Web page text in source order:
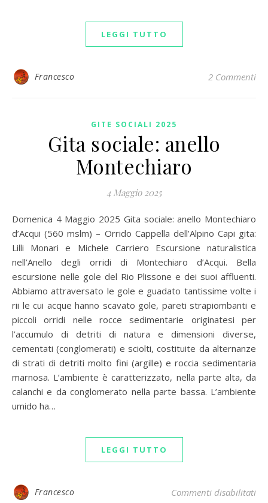
LEGGI TUTTO
Francesco 2 Commenti
GITE SOCIALI 2025
Gita sociale: anello
Montechiaro
4 Maggio 2025
Domenica 4 Maggio 2025 Gita sociale: anello Montechiaro
d’Acqui (560 mslm) – Orrido Cappella dell’Alpino Capi gita:
Lilli Monari e Michele Carriero Escursione naturalistica
nell’Anello degli orridi di Montechiaro d’Acqui. Bella
escursione nelle gole del Rio Plissone e dei suoi affluenti.
Abbiamo attraversato le gole e guadato tantissime volte i
rii le cui acque hanno scavato gole, pareti strapiombanti e
piccoli orridi nelle rocce sedimentarie originatesi per
l’accumulo di detriti di natura e dimensioni diverse,
cementati (conglomerati) e sciolti, costituite da alternanze
di strati di detriti molto fini (argille) e roccia sedimentaria
marnosa. L’ambiente è caratterizzato, nella parte alta, da
calanchi e da conglomerato nella parte bassa. L’ambiente
umido ha…
LEGGI TUTTO
Francesco Commenti disabilitatisu